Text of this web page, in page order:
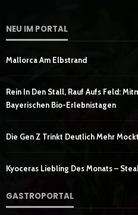
NEU IM PORTAL
Mallorca Am Elbstrand
Rein In Den Stall, Rauf Aufs Feld:
Bayerischen Bio-Erlebnistagen
Die Gen Z Trinkt Deutlich Mehr
Kyoceras Liebling Des Monats –
GASTROPORTAL